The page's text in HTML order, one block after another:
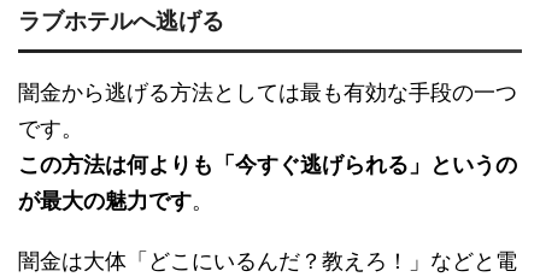
ラブホテルへ逃げる
闇金から逃げる方法としては最も有効な手段の一つ
です。
この方法は何よりも「今すぐ逃げられる」というの
が最大の魅力です。
闇金は大体「どこにいるんだ？教えろ！」などと電